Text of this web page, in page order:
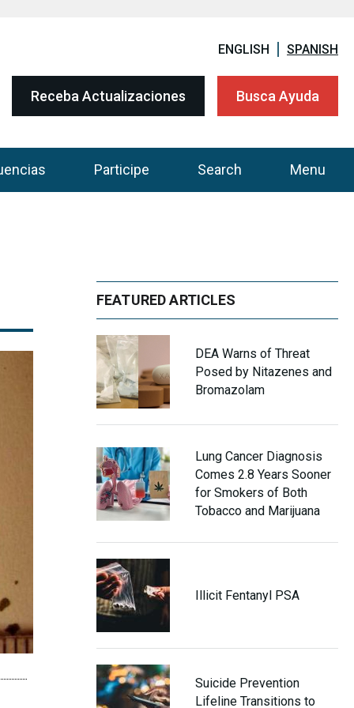
ENGLISH SPANISH
Receba Actualizaciones Busca Ayuda
Participe Search Menu
FEATURED ARTICLES
DEA Warns of Threat
Posed by Nitazenes and
Bromazolam
Lung Cancer Diagnosis
Comes 2.8 Years Sooner
for Smokers of Both
Tobacco and Marijuana
Illicit Fentanyl PSA
Suicide Prevention
Lifeline Transitions to